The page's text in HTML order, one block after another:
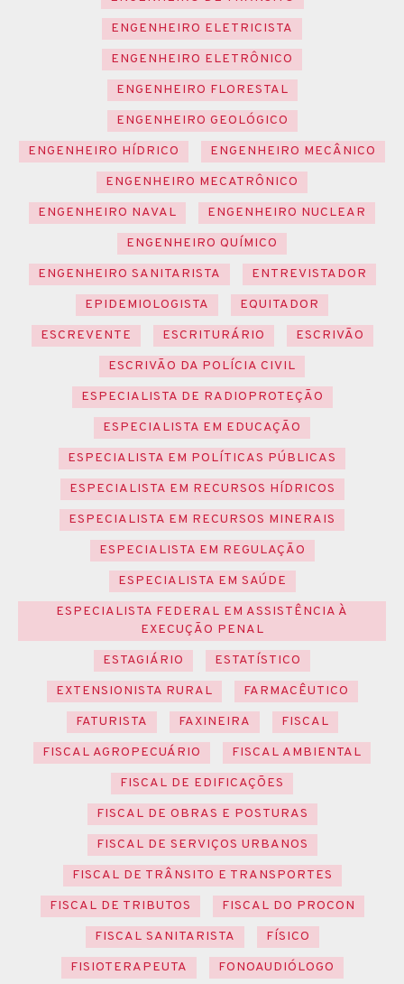
ENGENHEIRO ELETRICISTA
ENGENHEIRO ELETRÔNICO
ENGENHEIRO FLORESTAL
ENGENHEIRO GEOLÓGICO
ENGENHEIRO HÍDRICO
ENGENHEIRO MECÂNICO
ENGENHEIRO MECATRÔNICO
ENGENHEIRO NAVAL
ENGENHEIRO NUCLEAR
ENGENHEIRO QUÍMICO
ENGENHEIRO SANITARISTA
ENTREVISTADOR
EPIDEMIOLOGISTA
EQUITADOR
ESCREVENTE
ESCRITURÁRIO
ESCRIVÃO
ESCRIVÃO DA POLÍCIA CIVIL
ESPECIALISTA DE RADIOPROTEÇÃO
ESPECIALISTA EM EDUCAÇÃO
ESPECIALISTA EM POLÍTICAS PÚBLICAS
ESPECIALISTA EM RECURSOS HÍDRICOS
ESPECIALISTA EM RECURSOS MINERAIS
ESPECIALISTA EM REGULAÇÃO
ESPECIALISTA EM SAÚDE
ESPECIALISTA FEDERAL EM ASSISTÊNCIA À
EXECUÇÃO PENAL
ESTAGIÁRIO
ESTATÍSTICO
EXTENSIONISTA RURAL
FARMACÊUTICO
FATURISTA
FAXINEIRA
FISCAL
FISCAL AGROPECUÁRIO
FISCAL AMBIENTAL
FISCAL DE EDIFICAÇÕES
FISCAL DE OBRAS E POSTURAS
FISCAL DE SERVIÇOS URBANOS
FISCAL DE TRÂNSITO E TRANSPORTES
FISCAL DE TRIBUTOS
FISCAL DO PROCON
FISCAL SANITARISTA
FÍSICO
FISIOTERAPEUTA
FONOAUDIÓLOGO